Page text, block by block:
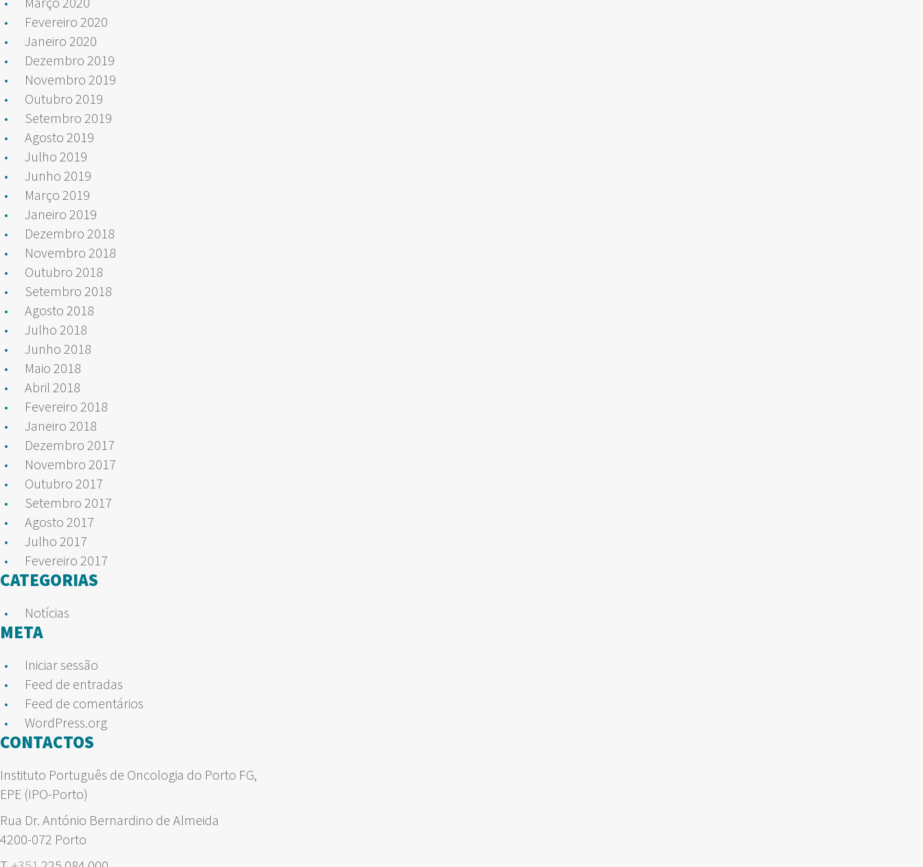
Fevereiro 2020
Janeiro 2020
Dezembro 2019
Novembro 2019
Outubro 2019
Setembro 2019
Agosto 2019
Julho 2019
Junho 2019
Março 2019
Janeiro 2019
Dezembro 2018
Novembro 2018
Outubro 2018
Setembro 2018
Agosto 2018
Julho 2018
Junho 2018
Maio 2018
Abril 2018
Fevereiro 2018
Janeiro 2018
Dezembro 2017
Novembro 2017
Outubro 2017
Setembro 2017
Agosto 2017
Julho 2017
Fevereiro 2017
CATEGORIAS
Notícias
META
Iniciar sessão
Feed de entradas
Feed de comentários
WordPress.org
CONTACTOS
Instituto Português de Oncologia do Porto FG,
EPE (IPO-Porto)
Rua Dr. António Bernardino de Almeida
4200-072 Porto